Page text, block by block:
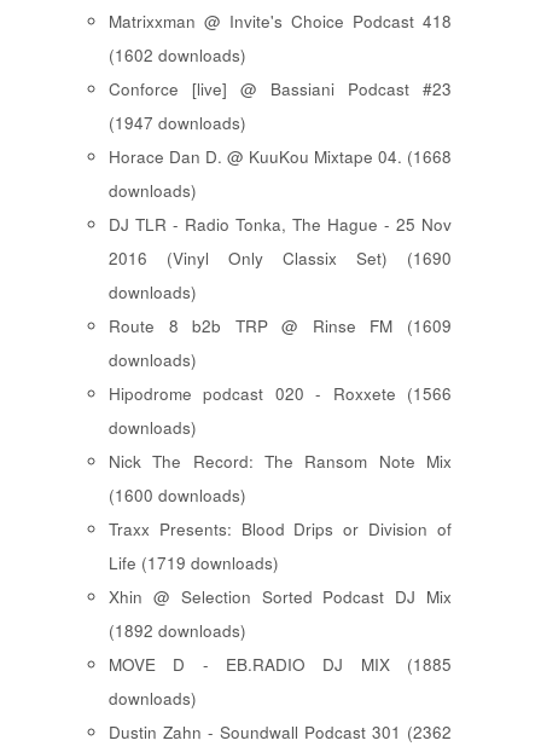
Matrixxman @ Invite's Choice Podcast 418
(1602 downloads)
Conforce [live] @ Bassiani Podcast #23
(1947 downloads)
Horace Dan D. @ KuuKou Mixtape 04. (1668
downloads)
DJ TLR - Radio Tonka, The Hague - 25 Nov
2016 (Vinyl Only Classix Set) (1690
downloads)
Route 8 b2b TRP @ Rinse FM (1609
downloads)
Hipodrome podcast 020 - Roxxete (1566
downloads)
Nick The Record: The Ransom Note Mix
(1600 downloads)
Traxx Presents: Blood Drips or Division of
Life (1719 downloads)
Xhin @ Selection Sorted Podcast DJ Mix
(1892 downloads)
MOVE D - EB.RADIO DJ MIX (1885
downloads)
Dustin Zahn - Soundwall Podcast 301 (2362